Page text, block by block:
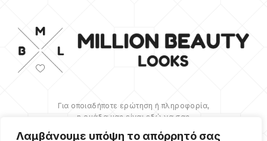
Λαμβάνουμε υπόψη το απόρρητό σας
Για οποιαδήποτε ερώτηση ή πληροφορία,
η ομάδα μας είναι εδώ να σας